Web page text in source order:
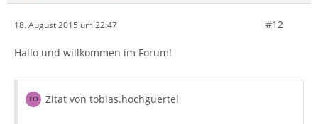
18. August 2015 um 22:47 #12
Hallo und willkommen im Forum!
Zitat von tobias.hochguertel